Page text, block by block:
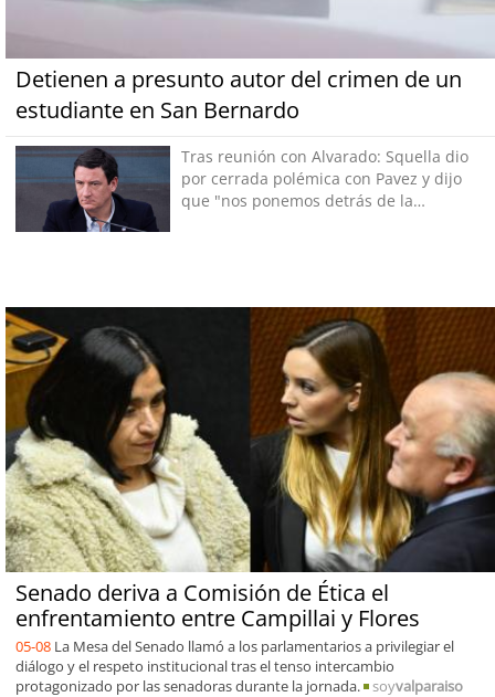
Detienen a presunto autor del crimen de un
estudiante en San Bernardo
Tras reunión con Alvarado: Squella dio
por cerrada polémica con Pavez y dijo
que "nos ponemos detrás de la
Senado deriva a Comisión de Ética el
enfrentamiento entre Campillai y Flores
05-08 La Mesa del Senado llamó a los parlamentarios a privilegiar el
diálogo y el respeto institucional tras el tenso intercambio
protagonizado por las senadoras durante la jornada.
soyvalparaiso